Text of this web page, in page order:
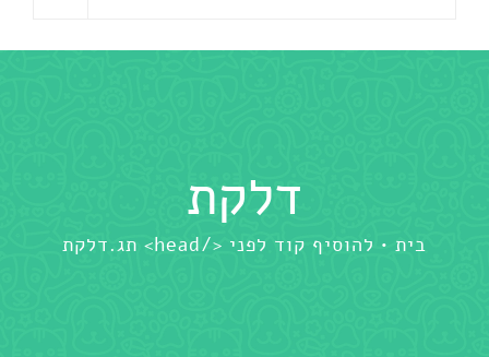
דלקת
בית להוסיף קוד לפני </head> תג. דלקת